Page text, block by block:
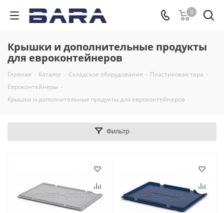
0
Крышки и дополнительные продукты
для евроконтейнеров
Главная - Каталог - Складское оборудование - Пластиковая тара -
Евроконтейнеры -
Крышки и дополнительные продукты для евроконтейнеров
Фильтр